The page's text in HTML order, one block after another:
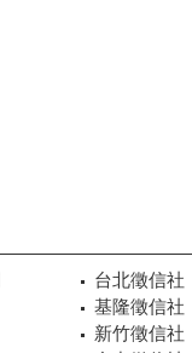
台北徵信社
基隆徵信社
新竹徵信社